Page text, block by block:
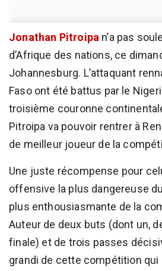
Jonathan Pitroipa n’a pas
d’Afrique des nations, ce
Johannesburg. L’attaquant
Faso ont été battus par le
troisième couronne
Pitroipa va pouvoir rentrer à
de meilleur joueur de la
Une juste récompense pour
offensive la plus dangereuse du
plus enthousiasmante de la
Auteur de deux buts (dont un,
finale) et de trois passes
grandi de cette compétition qui